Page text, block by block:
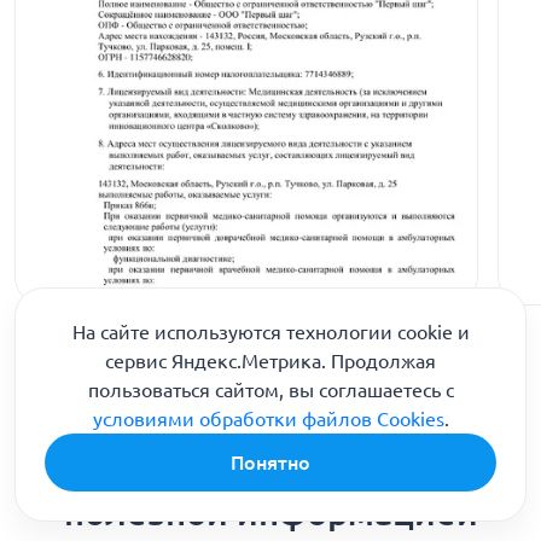
Делимся актуальной и
полезной информацией
На сайте используются технологии cookie и
сервис Яндекс.Метрика. Продолжая
пользоваться сайтом, вы соглашаетесь с
условиями обработки файлов Cookies.
Понятно